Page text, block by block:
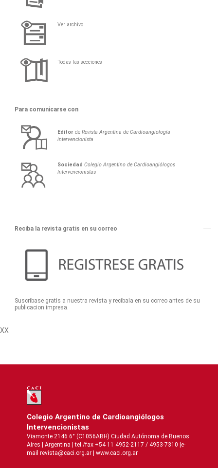
Ver archivo
Todas las secciones
Para comunicarse con
Editor deRevista Argentina de Cardioangiología
intervencionista
Sociedad Colegio Argentino de Cardioangiólogos
Intervencionistas
Reciba la revista gratis en su correo
Suscribase gratis a nuestra revista y recibala en su correo antes de su
publicacion impresa.
XX
Colegio Argentino de Cardioangiólogos
Intervencionistas
Viamonte 2146 6° (C1056ABH) Ciudad Autónoma de Buenos
Aires | Argentina | tel./fax +54 11 4952-2117 / 4953-7310 |e-
mail revista@caci.org.ar | www.caci.org.ar